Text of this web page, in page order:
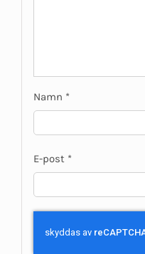
Namn *
E-post *